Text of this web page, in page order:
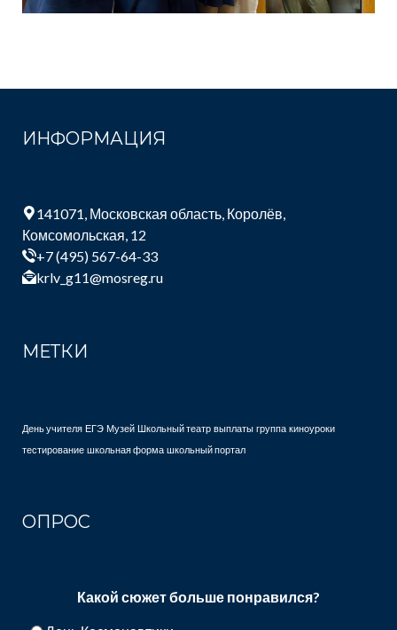
ИНФОРМАЦИЯ
141071, Московская область, Королёв,
Комсомольская, 12
+7 (495) 567-64-33
krlv_g11@mosreg.ru
МЕТКИ
День учителя ЕГЭ Музей Школьный театр выплаты группа киноуроки
тестирование школьная форма школьный портал
ОПРОС
Какой сюжет больше понравился?